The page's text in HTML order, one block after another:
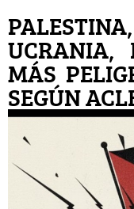
UCRANIA,
MÁS
SEGÚN